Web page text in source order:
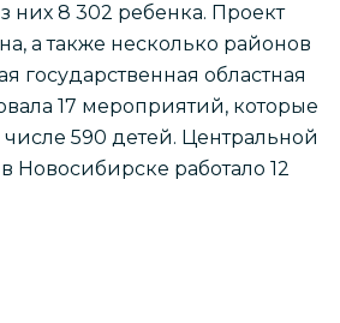
них 8 302 ребенка. Проект
а также несколько районов
государственная областная
17 мероприятий, которые
числе 590 детей. Центральной
работало 12